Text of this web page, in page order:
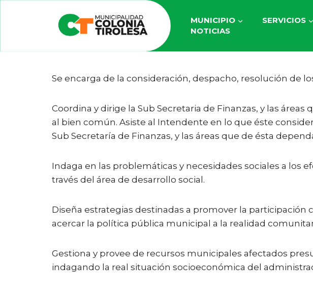
MUNICIPIO SERVICIOS
NOTICIAS
Se encarga de la consideración, despacho, resolución de
Coordina y dirige la Sub Secretaria de Finanzas, y las
al bien común. Asiste al Intendente en lo que éste
Sub Secretaría de Finanzas, y las áreas que de ésta
Indaga en las problemáticas y necesidades sociales a los
través del área de desarrollo social.
Diseña estrategias destinadas a promover la
acercar la política pública municipal a la realidad
Gestiona y provee de recursos municipales afectados
indagando la real situación socioeconómica del